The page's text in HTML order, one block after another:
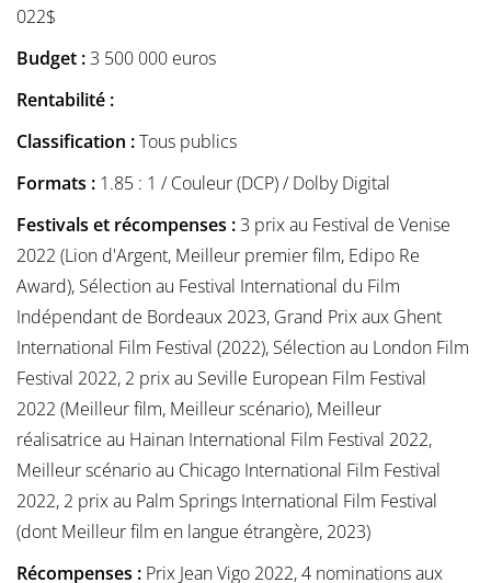
022$
Budget :3 500 000 euros
Rentabilité :
Classification :Tous publics
Formats : 1.85 : 1 / Couleur (DCP) / Dolby Digital
Festivals et récompenses :3 prix au Festival de Venise
2022 (Lion d'Argent, Meilleur premier film, Edipo Re
Award), Sélection au Festival International du Film
Indépendant de Bordeaux 2023, Grand Prix aux Ghent
International Film Festival (2022), Sélection au London Film
Festival 2022, 2 prix au Seville European Film Festival
2022 (Meilleur film, Meilleur scénario), Meilleur
réalisatrice au Hainan International Film Festival 2022,
Meilleur scénario au Chicago International Film Festival
2022, 2 prix au Palm Springs International Film Festival
(dont Meilleur film en langue étrangère, 2023)
Récompenses : Prix Jean Vigo 2022, 4 nominations aux